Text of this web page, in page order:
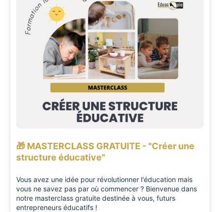
🎁 MASTERCLASS GRATUITE - "Créer une
structure éducative"
Vous avez une idée pour révolutionner l'éducation mais
vous ne savez pas par où commencer ? Bienvenue dans
notre masterclass gratuite destinée à vous, futurs
entrepreneurs éducatifs !